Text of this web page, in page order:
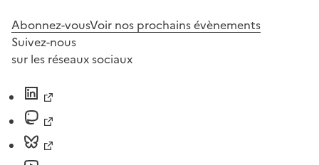
Abonnez-vousVoir nos prochains évènements
Suivez-nous
sur les réseaux sociaux